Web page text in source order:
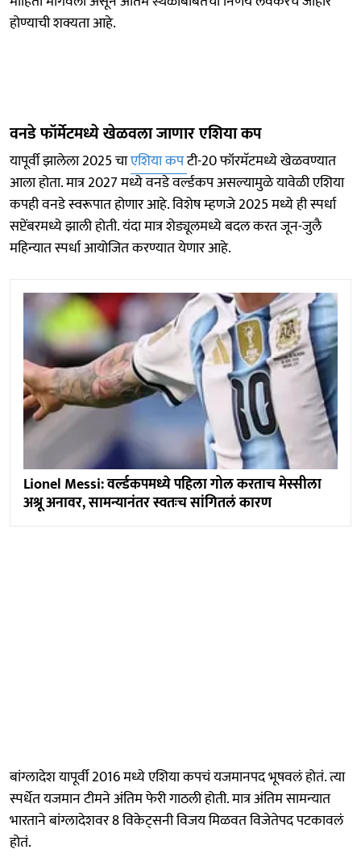
होण्याची शक्यता आहे.
वनडे फॉर्मेटमध्ये खेळवला जाणार एशिया कप
यापूर्वी झालेला 2025 चाएशिया कपटी-20 फॉरमॅटमध्ये खेळवण्यात
आला होता. मात्र 2027 मध्ये वनडे वर्ल्डकप असल्यामुळे यावेळी एशिया
कपही वनडे स्वरूपात होणार आहे. विशेष म्हणजे 2025 मध्ये ही स्पर्धा
सप्टेंबरमध्ये झाली होती. यंदा मात्र शेड्यूलमध्ये बदल करत जून-जुलै
महिन्यात स्पर्धा आयोजित करण्यात येणार आहे.
Lionel Messi: वर्ल्डकपमध्ये पहिला गोल करताच मेस्सीला
अश्रू अनावर, सामन्यानंतर स्वतःच सांगितलं कारण
बांग्लादेश यापूर्वी 2016 मध्ये एशिया कपचं यजमानपद भूषवलं होतं. त्या
स्पर्धेत यजमान टीमने अंतिम फेरी गाठली होती. मात्र अंतिम सामन्यात
भारताने बांग्लादेशवर 8 विकेट्सनी विजय मिळवत विजेतेपद पटकावलं
होतं.